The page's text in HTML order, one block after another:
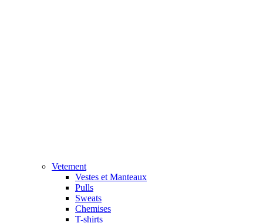
Vetement
Vestes et Manteaux
Pulls
Sweats
Chemises
T-shirts